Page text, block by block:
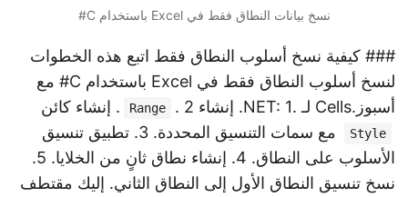
نسخ بيانات النطاق فقط في Excel باستخدام C#
### كيفية نسخ أسلوب النطاق فقط اتبع هذه الخطوات
لنسخ أسلوب النطاق فقط في Excel باستخدام C# مع
أسبوز.Cells لـ .NET: 1. إنشاء
Range . 2. إنشاء كائن
Style
مع سمات التنسيق المحددة. 3. تطبيق تنسيق
الأسلوب على النطاق. 4. إنشاء نطاق ثانٍ من الخلايا. 5.
نسخ تنسيق النطاق الأول إلى النطاق الثاني. إليك مقتطف